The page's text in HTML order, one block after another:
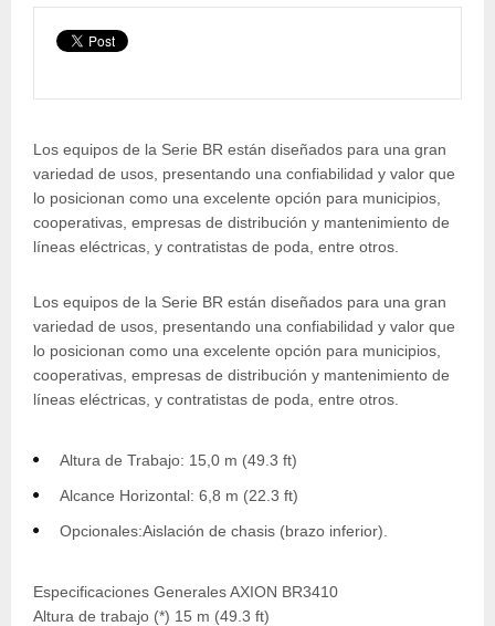
Los equipos de la Serie BR están diseñados para una gran
variedad de usos, presentando una confiabilidad y valor que
lo posicionan como una excelente opción para municipios,
cooperativas, empresas de distribución y mantenimiento de
líneas eléctricas, y contratistas de poda, entre otros.
Los equipos de la Serie BR están diseñados para una gran
variedad de usos, presentando una confiabilidad y valor que
lo posicionan como una excelente opción para municipios,
cooperativas, empresas de distribución y mantenimiento de
líneas eléctricas, y contratistas de poda, entre otros.
Altura de Trabajo: 15,0 m (49.3 ft)
Alcance Horizontal: 6,8 m (22.3 ft)
Opcionales:Aislación de chasis (brazo inferior).
Especificaciones Generales AXION BR3410
Altura de trabajo (*) 15 m (49.3 ft)